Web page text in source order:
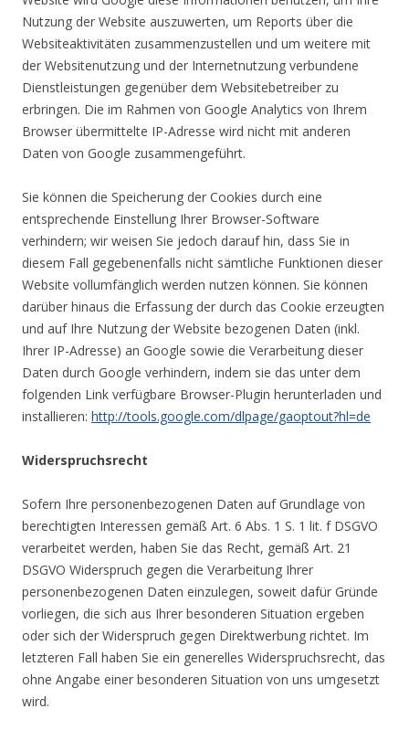
Nutzung der Website auszuwerten, um Reports über die
Websiteaktivitäten zusammenzustellen und um weitere mit
der Websitenutzung und der Internetnutzung verbundene
Dienstleistungen gegenüber dem Websitebetreiber zu
erbringen. Die im Rahmen von Google Analytics von Ihrem
Browser übermittelte IP-Adresse wird nicht mit anderen
Daten von Google zusammengeführt.
Sie können die Speicherung der Cookies durch eine
entsprechende Einstellung Ihrer Browser-Software
verhindern; wir weisen Sie jedoch darauf hin, dass Sie in
diesem Fall gegebenenfalls nicht sämtliche Funktionen dieser
Website vollumfänglich werden nutzen können. Sie können
darüber hinaus die Erfassung der durch das Cookie erzeugten
und auf Ihre Nutzung der Website bezogenen Daten (inkl.
Ihrer IP-Adresse) an Google sowie die Verarbeitung dieser
Daten durch Google verhindern, indem sie das unter dem
folgenden Link verfügbare Browser-Plugin herunterladen und
installieren: http://tools.google.com/dlpage/gaoptout?hl=de
Widerspruchsrecht
Sofern Ihre personenbezogenen Daten auf Grundlage von
berechtigten Interessen gemäß Art. 6 Abs. 1 S. 1 lit. f DSGVO
verarbeitet werden, haben Sie das Recht, gemäß Art. 21
DSGVO Widerspruch gegen die Verarbeitung Ihrer
personenbezogenen Daten einzulegen, soweit dafür Gründe
vorliegen, die sich aus Ihrer besonderen Situation ergeben
oder sich der Widerspruch gegen Direktwerbung richtet. Im
letzteren Fall haben Sie ein generelles Widerspruchsrecht, das
ohne Angabe einer besonderen Situation von uns umgesetzt
wird.